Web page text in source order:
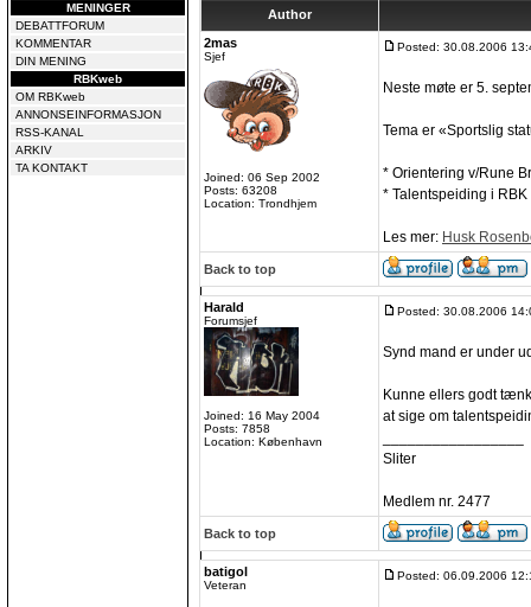
MENINGER
DEBATTFORUM
KOMMENTAR
DIN MENING
RBKweb
OM RBKweb
ANNONSEINFORMASJON
RSS-KANAL
ARKIV
TA KONTAKT
Author
2mas
Sjef
Joined: 06 Sep 2002
Posts: 63208
Location: Trondhjem
Posted: 30.08.2006
Neste møte er 5.
Tema er «Sportslig
* Orientering v/Rune
* Talentspeiding i
Les mer: Husk
Back to top
Harald
Forumsjef
Joined: 16 May 2004
Posts: 7858
Location: København
Posted: 30.08.2006
Synd mand er under
Kunne ellers godt
at sige om
Sliter
Medlem nr. 2477
Back to top
batigol
Veteran
Posted: 06.09.2006